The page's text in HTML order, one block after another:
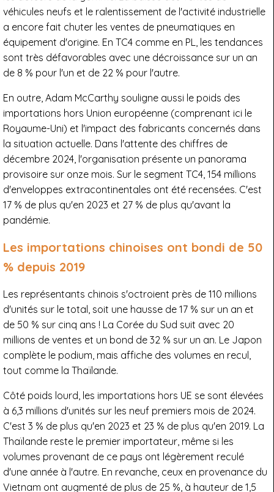
véhicules neufs et le ralentissement de l'activité industrielle
a encore fait chuter les ventes de pneumatiques en
équipement d'origine. En TC4 comme en PL, les tendances
sont très défavorables avec une décroissance sur un an
de 8 % pour l'un et de 22 % pour l'autre.
En outre, Adam McCarthy souligne aussi le poids des
importations hors Union européenne (comprenant ici le
Royaume-Uni) et l'impact des fabricants concernés dans
la situation actuelle. Dans l'attente des chiffres de
décembre 2024, l'organisation présente un panorama
provisoire sur onze mois. Sur le segment TC4, 154 millions
d'enveloppes extracontinentales ont été recensées. C'est
17 % de plus qu'en 2023 et 27 % de plus qu'avant la
pandémie.
Les importations chinoises ont bondi de 50
% depuis 2019
Les représentants chinois s'octroient près de 110 millions
d'unités sur le total, soit une hausse de 17 % sur un an et
de 50 % sur cinq ans ! La Corée du Sud suit avec 20
millions de ventes et un bond de 32 % sur un an. Le Japon
complète le podium, mais affiche des volumes en recul,
tout comme la Thaïlande.
Côté poids lourd, les importations hors UE se sont élevées
à 6,3 millions d'unités sur les neuf premiers mois de 2024.
C'est 3 % de plus qu'en 2023 et 23 % de plus qu'en 2019. La
Thaïlande reste le premier importateur, même si les
volumes provenant de ce pays ont légèrement reculé
d'une année à l'autre. En revanche, ceux en provenance du
Vietnam ont augmenté de plus de 25 %, à hauteur de 1,5